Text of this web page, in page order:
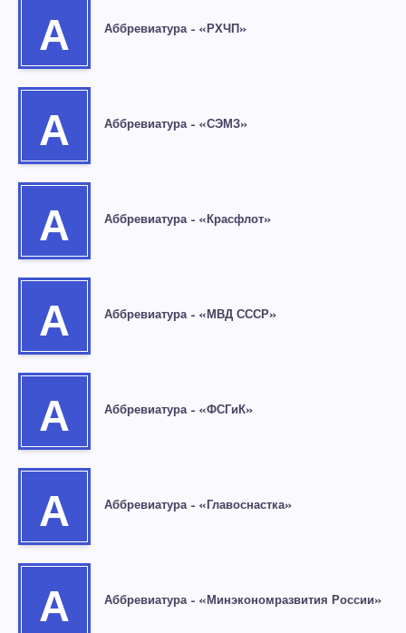
А Аббревиатура – «РХЧП»
А Аббревиатура – «СЭМЗ»
А Аббревиатура – «Красфлот»
А Аббревиатура – «МВД СССР»
А Аббревиатура – «ФСГиК»
А Аббревиатура – «Главоснастка»
А Аббревиатура – «Минэкономразвития России»